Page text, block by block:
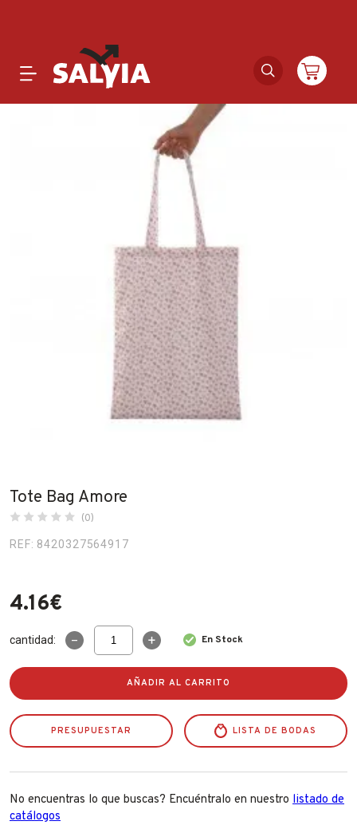
Fabricantes
FAQ’s
Contacto
Tote Bag Amore
(0)
REF: 8420327564917
4.16€
cantidad:
Tote
Bag
En Stock
AÑADIR AL CARRITO
PRESUPUESTAR LISTA DE BODAS
No encuentras lo que buscas? Encuéntralo en nuestro listado de
catálogos